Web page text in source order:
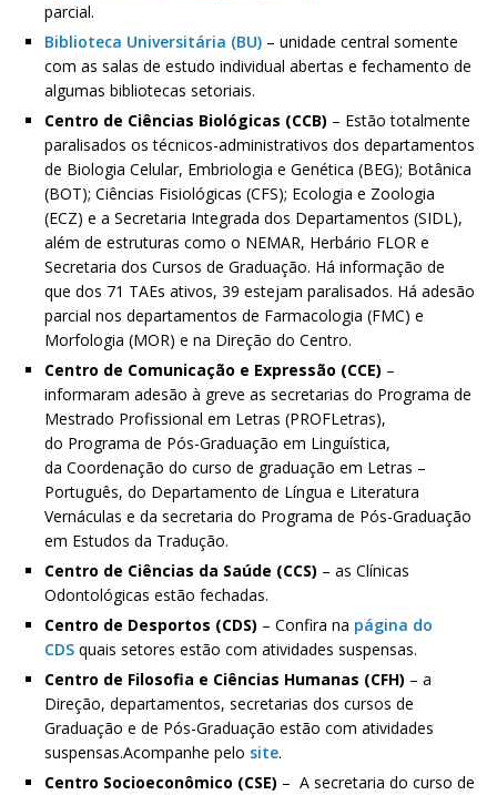
parcial.
Biblioteca Universitária (BU) – unidade central somente
com as salas de estudo individual abertas e fechamento de
algumas bibliotecas setoriais.
Centro de Ciências Biológicas (CCB) – Estão totalmente
paralisados os técnicos-administrativos dos departamentos
de Biologia Celular, Embriologia e Genética (BEG); Botânica
(BOT); Ciências Fisiológicas (CFS); Ecologia e Zoologia
(ECZ) e a Secretaria Integrada dos Departamentos (SIDL),
além de estruturas como o NEMAR, Herbário FLOR e
Secretaria dos Cursos de Graduação. Há informação de
que dos 71 TAEs ativos, 39 estejam paralisados. Há adesão
parcial nos departamentos de Farmacologia (FMC) e
Morfologia (MOR) e na Direção do Centro.
Centro de Comunicação e Expressão (CCE) –
informaram adesão à greve as secretarias do Programa de
Mestrado Profissional em Letras (PROFLetras),
do Programa de Pós-Graduação em Linguística,
da Coordenação do curso de graduação em Letras –
Português, do Departamento de Língua e Literatura
Vernáculas e da secretaria do Programa de Pós-Graduação
em Estudos da Tradução.
Centro de Ciências da Saúde (CCS) – as Clínicas
Odontológicas estão fechadas.
Centro de Desportos (CDS) – Confira na página do
CDS quais setores estão com atividades suspensas.
Centro de Filosofia e Ciências Humanas (CFH) – a
Direção, departamentos, secretarias dos cursos de
Graduação e de Pós-Graduação estão com atividades
suspensas.Acompanhe pelo site.
Centro Socioeconômico (CSE) – A secretaria do curso de